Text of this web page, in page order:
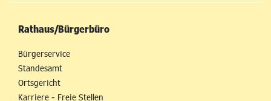
Rathaus/Bürgerbüro
Bürgerservice
Standesamt
Ortsgericht
Karriere - Freie Stellen